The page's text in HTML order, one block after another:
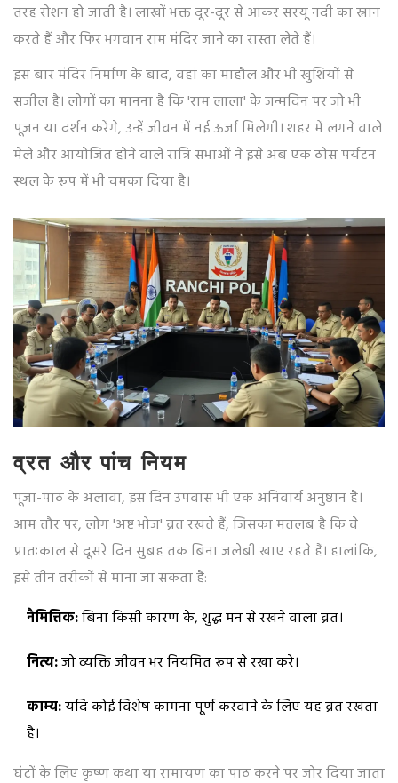
तरह रोशन हो जाती है। लाखों भक्त दूर-दूर से आकर सरयू नदी का स्नान
करते हैं और फिर भगवान राम मंदिर जाने का रास्ता लेते हैं।
इस बार मंदिर निर्माण के बाद, वहां का माहौल और भी खुशियों से
सजील है। लोगों का मानना है कि 'राम लाला' के जन्मदिन पर जो भी
पूजन या दर्शन करेंगे, उन्हें जीवन में नई ऊर्जा मिलेगी। शहर में लगने वाले
मेले और आयोजित होने वाले रात्रि सभाओं ने इसे अब एक ठोस पर्यटन
स्थल के रूप में भी चमका दिया है।
व्रत और पांच नियम
पूजा-पाठ के अलावा, इस दिन उपवास भी एक अनिवार्य अनुष्ठान है।
आम तौर पर, लोग 'अष्ट भोज' व्रत रखते हैं, जिसका मतलब है कि वे
प्रातःकाल से दूसरे दिन सुबह तक बिना जलेबी खाए रहते हैं। हालांकि,
इसे तीन तरीकों से माना जा सकता है:
नैमित्तिक:बिना किसी कारण के, शुद्ध मन से रखने वाला व्रत।
नित्य:जो व्यक्ति जीवन भर नियमित रूप से रखा करे।
काम्य:यदि कोई विशेष कामना पूर्ण करवाने के लिए यह व्रत रखता
है।
घंटों के लिए कृष्ण कथा या रामायण का पाठ करने पर जोर दिया जाता